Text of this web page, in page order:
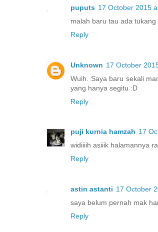
puputs 17 October 2015
malah baru tau ada
Reply
Unknown 17 October
Wuih. Saya baru sekali
yang hanya segitu :D
Reply
puji kurnia hamzah 17
widiiiih asiiik halamannya
Reply
astin astanti 17 October
saya belum pernah mak
Reply